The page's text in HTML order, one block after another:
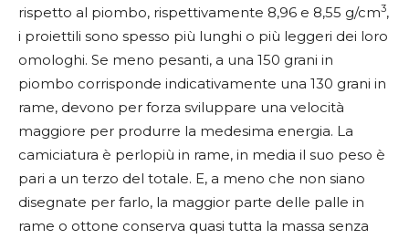
rispetto al piombo, rispettivamente 8,96 e 8,55 g/cm3,
i proiettili sono spesso più lunghi o più leggeri dei loro
omologhi. Se meno pesanti, a una 150 grani in
piombo corrisponde indicativamente una 130 grani in
rame, devono per forza sviluppare una velocità
maggiore per produrre la medesima energia. La
camiciatura è perlopiù in rame, in media il suo peso è
pari a un terzo del totale. E, a meno che non siano
disegnate per farlo, la maggior parte delle palle in
rame o ottone conserva quasi tutta la massa senza